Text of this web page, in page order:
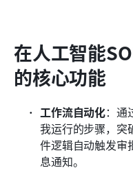
在人工智能
的核心功能
工作流自动化：通
我运行的步骤，突
件逻辑自动触发审
息通知。